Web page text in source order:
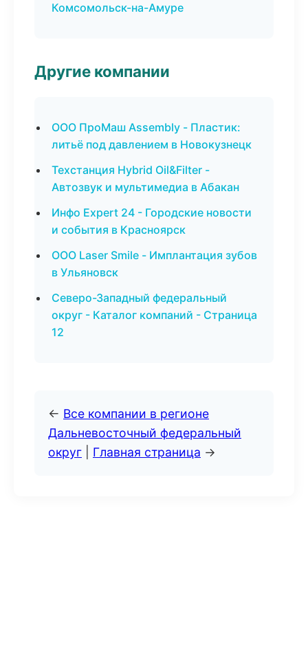
Комсомольск-на-Амуре
Другие компании
ООО ПроМаш Assembly - Пластик:
литьё под давлением в Новокузнецк
Техстанция Hybrid Oil&Filter -
Автозвук и мультимедиа в Абакан
Инфо Expert 24 - Городские новости
и события в Красноярск
ООО Laser Smile - Имплантация зубов
в Ульяновск
Северо-Западный федеральный
округ - Каталог компаний - Страница
12
← Все компании в регионе
Дальневосточный федеральный
округ
Главная страница →